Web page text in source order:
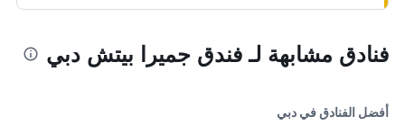
فنادق مشابهة لـ فندق جميرا بيتش دبي
أفضل الفنادق في دبي